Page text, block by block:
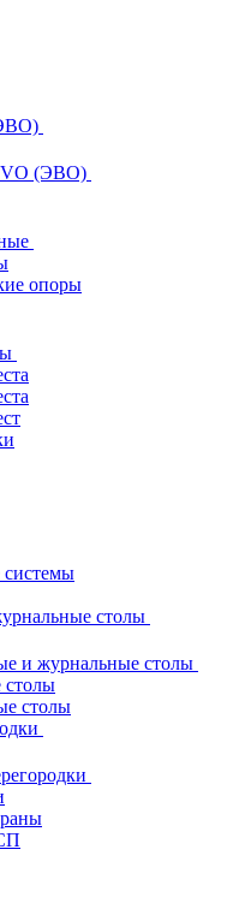
(ЭВО)
опоры
столы
и журнальные столы
столы